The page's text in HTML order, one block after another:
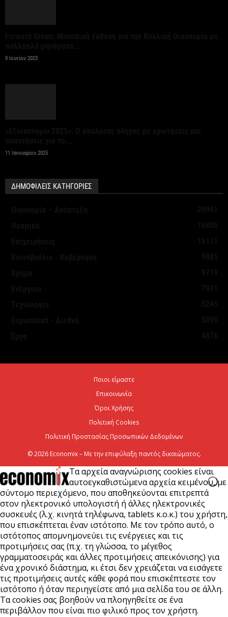
9 Ιουνίου 2023
11 Ιανουαρίου 2025
ΔΗΜΟΦΙΛΕΙΣ ΚΑΤΗΓΟΡΙΕΣ
Ποιοι είμαστε
Επικοινωνία
Όροι Χρήσης
Πολιτική Cookies
Πολιτική Προστασίας Προσωπικών Δεδομένων
© 2026 Economix – Με την επιφύλαξη παντός δικαιώματος.
Τα αρχεία αναγνώρισης cookies είναι
αυτοεγκαθιστώμενα αρχεία κειμένου, με
σύντομο περιεχόμενο, που αποθηκεύονται επιτρεπτά
στον ηλεκτρονικό υπολογιστή ή άλλες ηλεκτρονικές
συσκευές (λ.χ. κινητά τηλέφωνα, tablets κ.ο.κ.) του χρήστη,
που επισκέπτεται έναν ιστότοπο. Με τον τρόπο αυτό, ο
ιστότοπος απομνημονεύει τις ενέργειες και τις
προτιμήσεις σας (π.χ. τη γλώσσα, το μέγεθος
γραμματοσειράς και άλλες προτιμήσεις απεικόνισης) για
ένα χρονικό διάστημα, κι έτσι δεν χρειάζεται να εισάγετε
τις προτιμήσεις αυτές κάθε φορά που επισκέπτεστε τον
ιστότοπο ή όταν περιηγείστε από μια σελίδα του σε άλλη.
Τα cookies σας βοηθούν να πλοηγηθείτε σε ένα
περιβάλλον που είναι πιο φιλικό προς τον χρήστη.